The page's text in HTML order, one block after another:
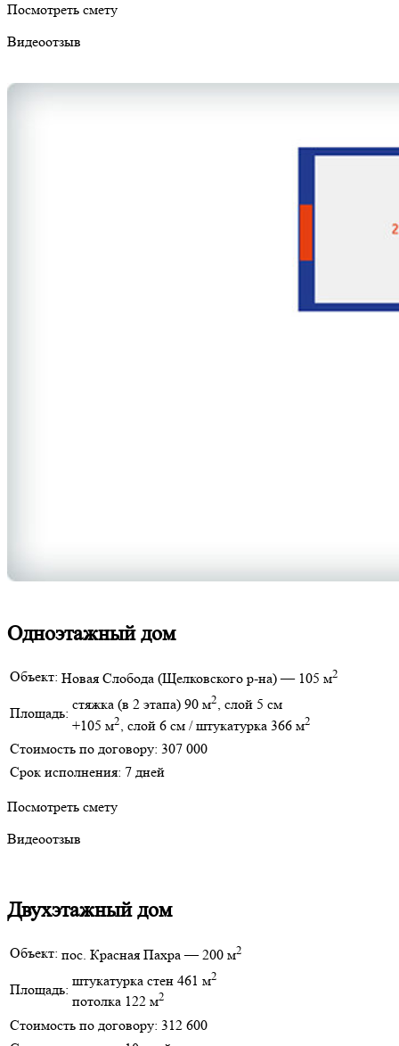
Посмотреть смету
Видеоотзыв
Одноэтажный дом
Объект: Новая Слобода (Щелковского р-на)— 105 м2
Площадь:
стяжка (в 2 этапа) 90 м2, слой 5 см
+105 м2, слой 6 см / штукатурка 366 м2
Стоимость по договору: 307 000
Срок исполнения: 7 дней
Посмотреть смету
Видеоотзыв
Двухэтажный дом
Объект: пос. Красная Пахра — 200 м2
Площадь:
штукатурка стен 461 м2
потолка 122 м2
Стоимость по договору: 312 600